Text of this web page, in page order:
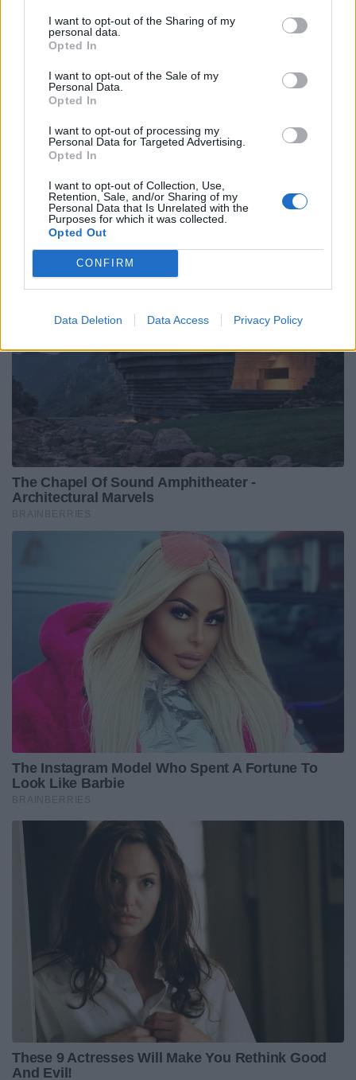
I want to opt-out of the Sharing of my
personal data.
Opted In
I want to opt-out of the Sale of my
Personal Data.
Opted In
I want to opt-out of processing my
Personal Data for Targeted Advertising.
Opted In
I want to opt-out of Collection, Use,
Retention, Sale, and/or Sharing of my
Personal Data that Is Unrelated with the
Purposes for which it was collected.
Opted Out
CONFIRM
Data Deletion Data Access Privacy Policy